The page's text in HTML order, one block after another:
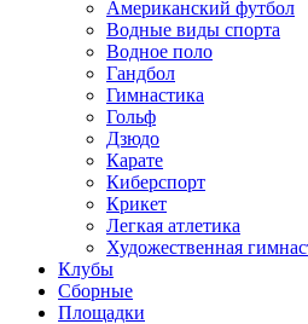
Американский футбол
Водные виды спорта
Водное поло
Гандбол
Гимнастика
Гольф
Дзюдо
Карате
Киберспорт
Крикет
Легкая атлетика
Художественная
Клубы
Сборные
Площадки